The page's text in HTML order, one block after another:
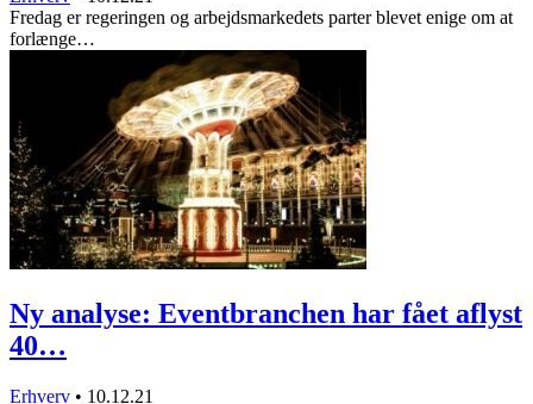
Fredag er regeringen og arbejdsmarkedets parter blevet enige om at
forlænge…
Ny analyse: Eventbranchen har fået aflyst
40…
Erhverv • 10.12.21